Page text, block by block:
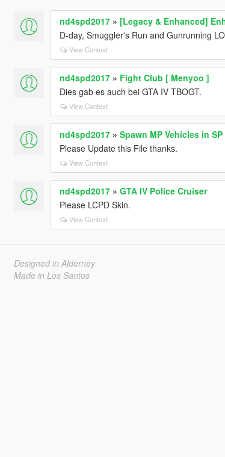
nd4spd2017» [Legacy & Enhanced]
D-day, Smuggler's Run and Gunrunning
View Context
nd4spd2017» Fight Club [ Menyoo ]
Dies gab es auch bei GTA IV TBOGT.
View Context
nd4spd2017» Spawn MP Vehicles in SP
Please Update this File thanks.
View Context
nd4spd2017» GTA IV Police Cruiser
Please LCPD Skin.
View Context
Designed in Alderney
Made in Los Santos